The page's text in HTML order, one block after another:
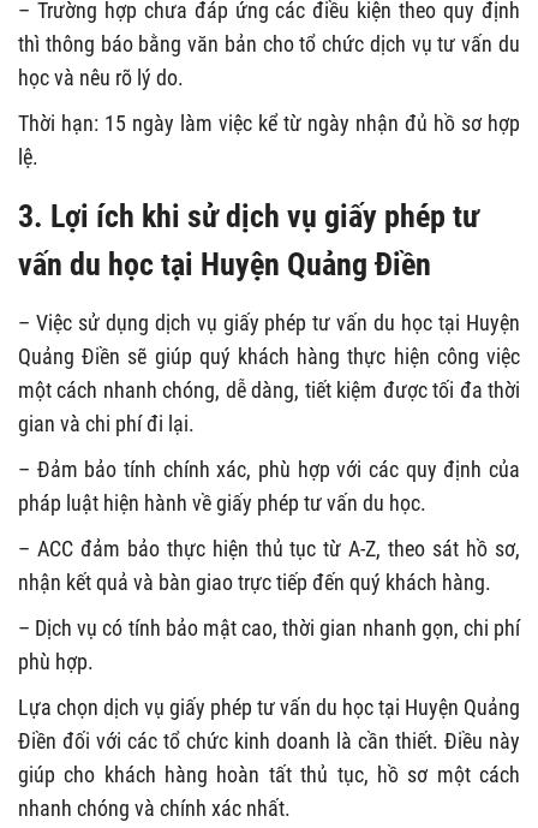
– Trường hợp chưa đáp ứng các điều kiện theo quy định
thì thông báo bằng văn bản cho tổ chức dịch vụ tư vấn du
học và nêu rõ lý do.
Thời hạn: 15 ngày làm việc kể từ ngày nhận đủ hồ sơ hợp
lệ.
3. Lợi ích khi sử dịch vụ giấy phép tư
vấn du học tại Huyện Quảng Điền
– Việc sử dụng dịch vụ giấy phép tư vấn du học tại Huyện
Quảng Điền sẽ giúp quý khách hàng thực hiện công việc
một cách nhanh chóng, dễ dàng, tiết kiệm được tối đa thời
gian và chi phí đi lại.
– Đảm bảo tính chính xác, phù hợp với các quy định của
pháp luật hiện hành về giấy phép tư vấn du học.
– ACC đảm bảo thực hiện thủ tục từ A-Z, theo sát hồ sơ,
nhận kết quả và bàn giao trực tiếp đến quý khách hàng.
– Dịch vụ có tính bảo mật cao, thời gian nhanh gọn, chi phí
phù hợp.
Lựa chọn dịch vụ giấy phép tư vấn du học tại Huyện Quảng
Điền đối với các tổ chức kinh doanh là cần thiết. Điều này
giúp cho khách hàng hoàn tất thủ tục, hồ sơ một cách
nhanh chóng và chính xác nhất.